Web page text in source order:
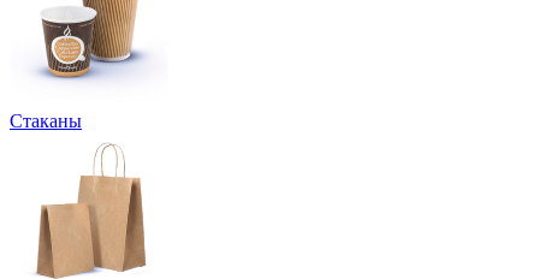
Стаканы